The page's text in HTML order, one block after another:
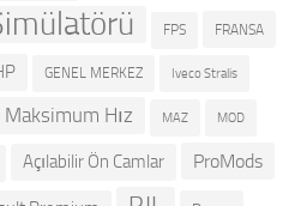
FPS FRANSA
GENEL MERKEZ Iveco Stralis
Maksimum Hız MAZ MOD
Açılabilir Ön Camlar ProMods